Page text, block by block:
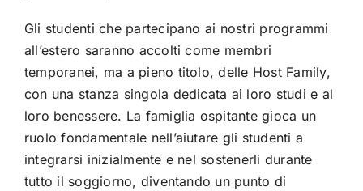
Gli studenti che partecipano ai nostri programmi
all’estero saranno accolti come membri
temporanei, ma a pieno titolo, delle Host Family,
con una stanza singola dedicata ai loro studi e al
loro benessere. La famiglia ospitante gioca un
ruolo fondamentale nell’aiutare gli studenti a
integrarsi inizialmente e nel sostenerli durante
tutto il soggiorno, diventando un punto di